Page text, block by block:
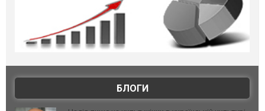
БЛОГИ